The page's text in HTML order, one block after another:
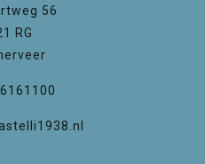
56
RG